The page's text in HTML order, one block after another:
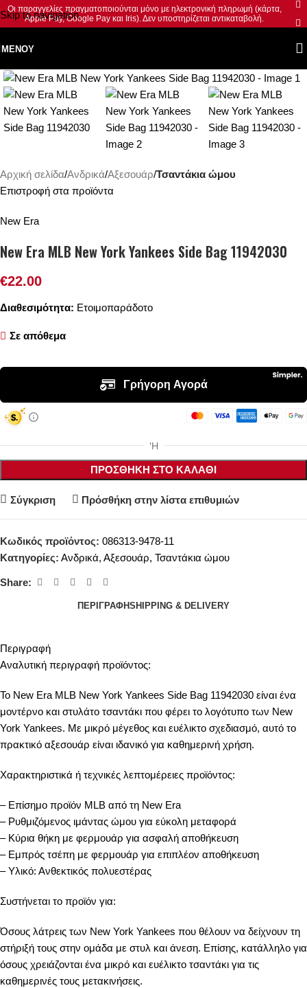
Skip to navigation
Skip to main content
Οι παραγγελίες πραγματοποιούνται μόνο με ηλεκτρονική πληρωμή (κάρτα,
Apple Pay, Google Pay και Iris). Δεν υποστηρίζεται αντικαταβολή.
ΜΕΝΟΎ
Αρχική σελίδα Ανδρικά Αξεσουάρ Τσαντάκια ώμου
Επιστροφή στα προϊόντα
New Era
New Era MLB New York Yankees Side Bag 11942030
€22.00
Διαθεσιμότητα: Ετοιμοπαράδοτο
Σε απόθεμα
ΠΡΟΣΘΉΚΗ ΣΤΟ ΚΑΛΆΘΙ
Σύγκριση Πρόσθήκη στην λίστα επιθυμιών
Κωδικός προϊόντος: 086313-9478-11
Κατηγορίες: Ανδρικά, Αξεσουάρ, Τσαντάκια ώμου
Share:
ΠΕΡΙΓΡΑΦΉSHIPPING & DELIVERY
Περιγραφή
Αναλυτική περιγραφή προϊόντος:
Το New Era MLB New York Yankees Side Bag 11942030 είναι ένα
μοντέρνο και στυλάτο τσαντάκι που φέρει το λογότυπο των New
York Yankees. Με μικρό μέγεθος και ευέλικτο σχεδιασμό, αυτό το
πρακτικό αξεσουάρ είναι ιδανικό για καθημερινή χρήση.
Χαρακτηριστικά ή τεχνικές λεπτομέρειες προϊόντος:
– Επίσημο προϊόν MLB από τη New Era
– Ρυθμιζόμενος ιμάντας ώμου για εύκολη μεταφορά
– Κύρια θήκη με φερμουάρ για ασφαλή αποθήκευση
– Εμπρός τσέπη με φερμουάρ για επιπλέον αποθήκευση
– Υλικό: Ανθεκτικός πολυεστέρας
Συστήνεται το προϊόν για:
Όσους λάτρεις των New York Yankees που θέλουν να δείχνουν τη
στήριξή τους στην ομάδα με στυλ και άνεση. Επίσης, κατάλληλο για
όσους χρειάζονται ένα μικρό και ευέλικτο τσαντάκι για τις
καθημερινές τους μετακινήσεις.